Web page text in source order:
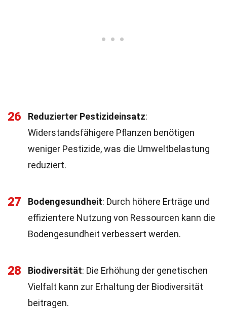
26 Reduzierter Pestizideinsatz:
Widerstandsfähigere Pflanzen benötigen
weniger Pestizide, was die Umweltbelastung
reduziert.
27 Bodengesundheit: Durch höhere Erträge und
effizientere Nutzung von Ressourcen kann die
Bodengesundheit verbessert werden.
28 Biodiversität: Die Erhöhung der genetischen
Vielfalt kann zur Erhaltung der Biodiversität
beitragen.